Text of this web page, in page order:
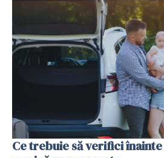
Ce trebuie să verifici